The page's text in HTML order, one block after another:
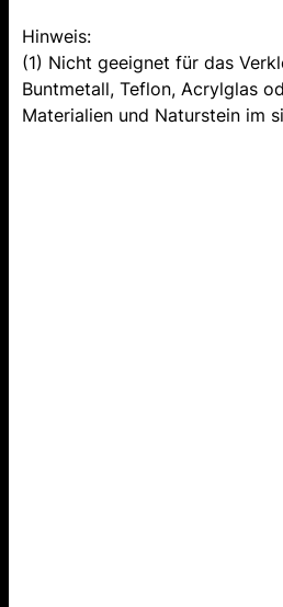
Hinweis:
(1) Nicht geeignet für das
Buntmetall, Teflon, Acrylglas
Materialien und Naturstein im